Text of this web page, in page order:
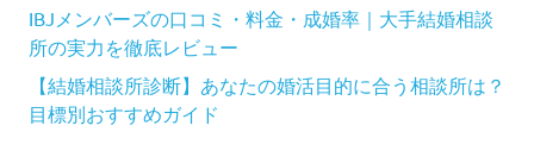
IBJメンバーズの口コミ・料金・成婚率｜大手結婚相談
所の実力を徹底レビュー
【結婚相談所診断】あなたの婚活目的に合う相談所は？
目標別おすすめガイド